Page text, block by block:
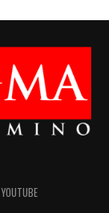
YOUTUBE